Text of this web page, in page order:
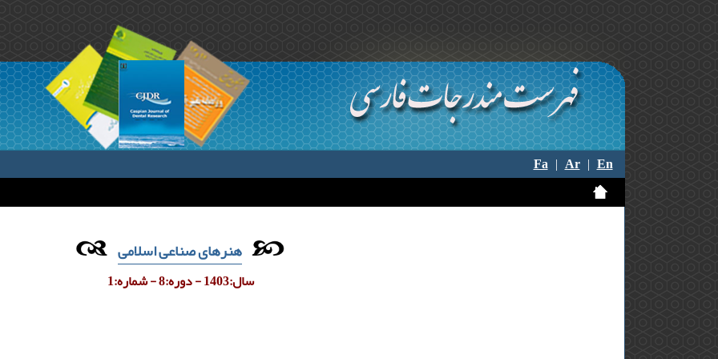
Fa|Ar|En
هنرهای صناعی اسلامی
سال:1403 - دوره:8 - شماره:1